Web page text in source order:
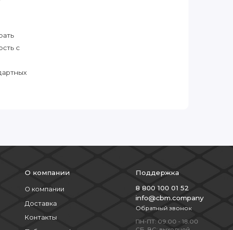
с
О компании
О компании
Доставка
Контакты
Поддержка
8 800 100 01 52
info@cbm.company
Обратный звонок
ПН-ПТ: 09:00 - 18:00